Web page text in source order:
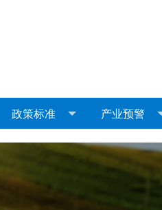
政策标准 产业预警